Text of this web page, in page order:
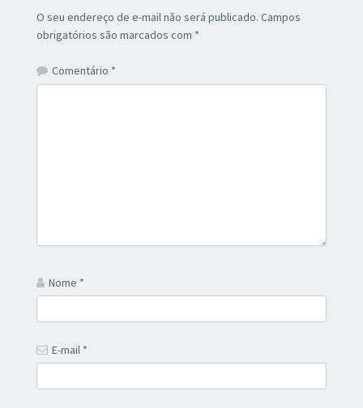
O seu endereço de e-mail não será publicado. Campos
obrigatórios são marcados com *
Comentário *
Nome *
E-mail *